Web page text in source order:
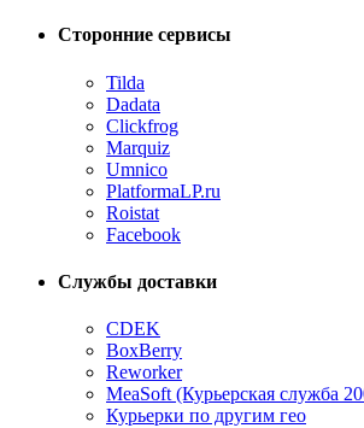
Сторонние сервисы
Tilda
Dadata
Clickfrog
Marquiz
Umnico
PlatformaLP.ru
Roistat
Facebook
Службы доставки
CDEK
BoxBerry
Reworker
MeaSoft (Курьерская служба
Курьерки по другим гео